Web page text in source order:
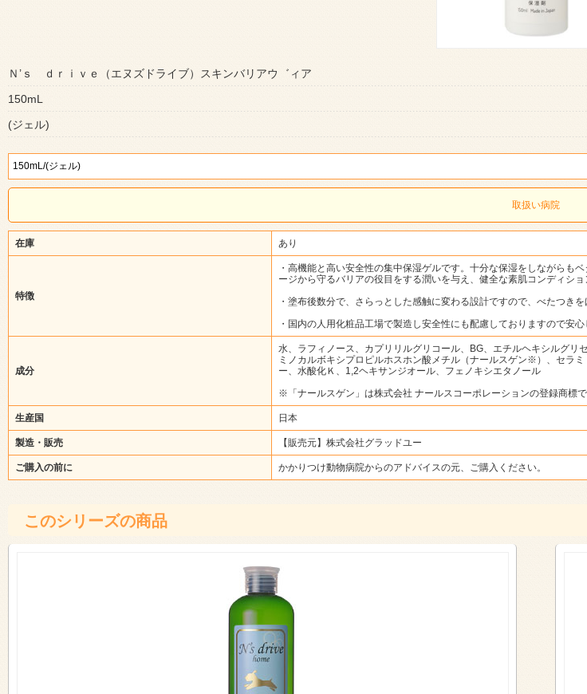
Ｎ’ｓ ｄｒｉｖｅ（エヌズドライブ）スキンバリアウ゛ィア
150mL
(ジェル)
取扱い病院
在庫 あり
特徴
・高機能と高い安全性の集中保湿ゲルです。十分な保湿をしながらも
ージから守るバリアの役目をする潤いを与え、健全な素肌コンディシ
・塗布後数分で、さらっとした感触に変わる設計ですので、べたつき
・国内の人用化粧品工場で製造し安全性にも配慮しておりますので安心
成分
水、ラフィノース、カプリリルグリコール、BG、エチルヘキシルグ
ミノカルボキシプロピルホスホン酸メチル（ナールスゲン※）、セラ
ー、水酸化Ｋ、1,2ヘキサンジオール、フェノキシエタノール
※「ナールスゲン」は株式会社 ナールスコーポレーションの登録商標
生産国 日本
製造・販売 【販売元】株式会社グラッドユー
ご購入の前に かかりつけ動物病院からのアドバイスの元、ご購入ください。
このシリーズの商品